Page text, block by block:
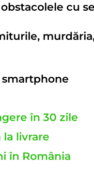
cu
în 30 zile
la livrare
în România